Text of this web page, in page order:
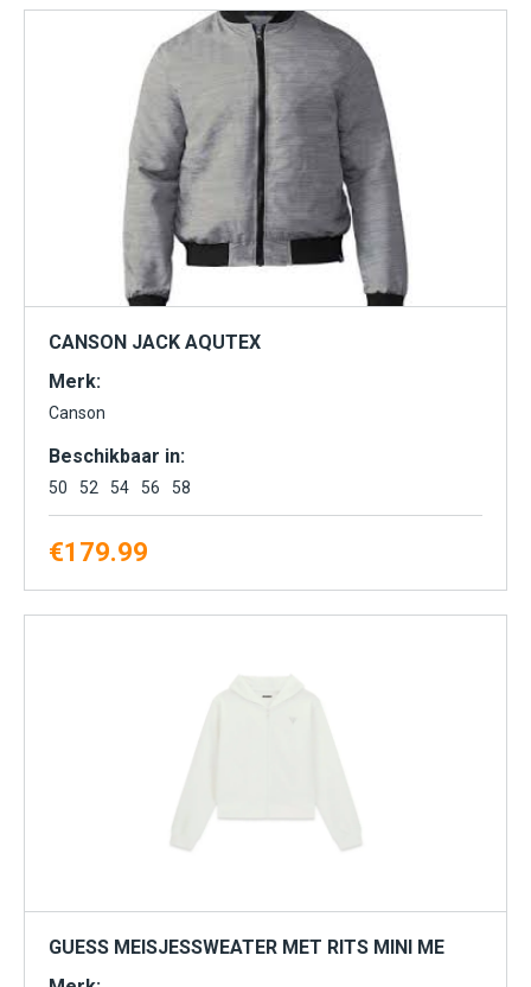
CANSON JACK AQUTEX
Merk:
Canson
Beschikbaar in:
50 52 54 56 58
€179.99
GUESS MEISJESSWEATER MET RITS MINI ME